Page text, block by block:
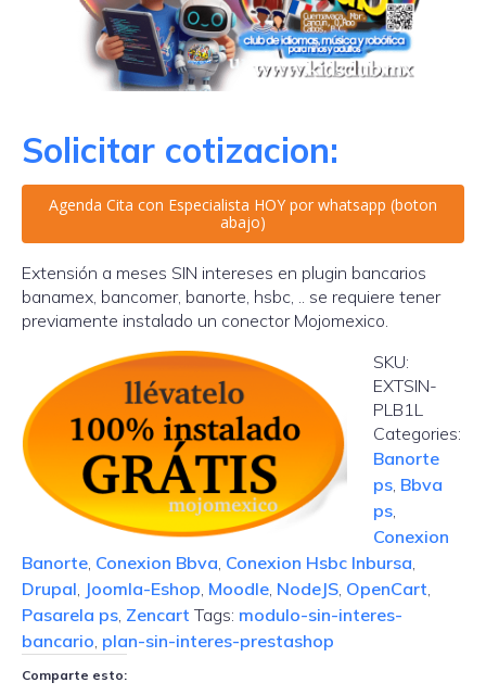
Solicitar cotizacion:
Agenda Cita con Especialista HOY por whatsapp (boton
abajo)
Extensión a meses SIN intereses en plugin bancarios
banamex, bancomer, banorte, hsbc, .. se requiere tener
previamente instalado un conector Mojomexico.
SKU:
EXTSIN-
PLB1L
Categories:
Banorte
ps Bbva
ps
Conexion
Banorte Conexion Bbva Conexion Hsbc Inbursa
Drupal Joomla-Eshop Moodle NodeJS OpenCart
Pasarela ps Zencart Tags: modulo-sin-interes-
bancario plan-sin-interes-prestashop
Comparte esto: